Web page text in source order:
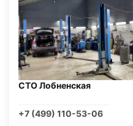
СТО Лобненская
+7 (499) 110-53-06